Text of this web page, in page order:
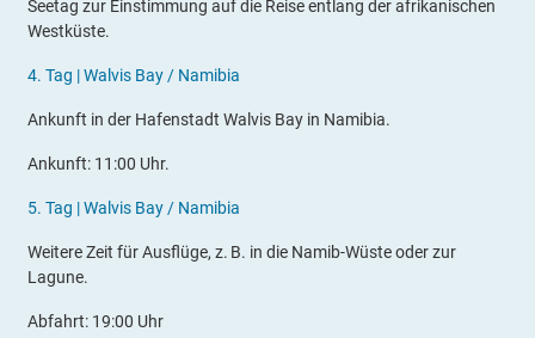
Seetag zur Einstimmung auf die Reise entlang der afrikanischen
Westküste.
4. Tag |Walvis Bay / Namibia
Ankunft in der Hafenstadt Walvis Bay in Namibia.
Ankunft: 11:00 Uhr.
5. Tag |Walvis Bay / Namibia
Weitere Zeit für Ausflüge, z. B. in die Namib-Wüste oder zur
Lagune.
Abfahrt: 19:00 Uhr